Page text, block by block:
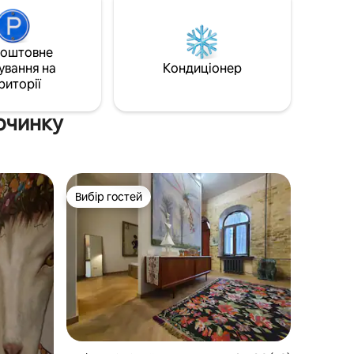
знаходиться всього за 400 метрів.
Будівля безпечна, добре доглянута,
придатна для перебування!
на
Кондиціонер
Вибір гостей
Вибір гостей